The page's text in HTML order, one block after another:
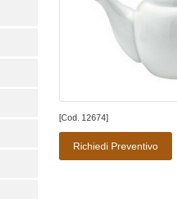
[Cod. 12674]
Richiedi Preventivo